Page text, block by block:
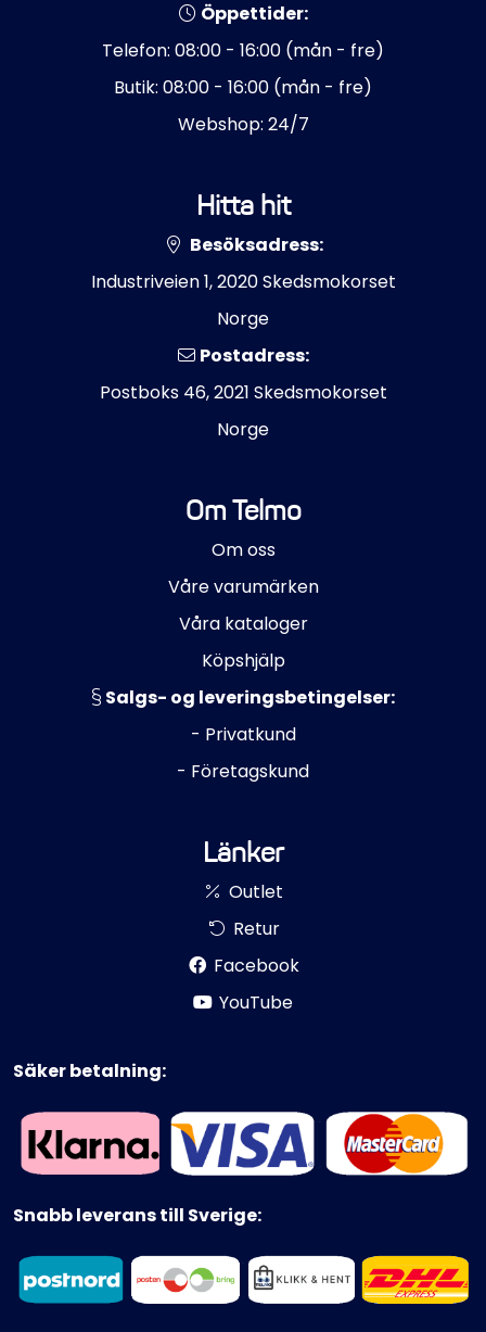
Öppettider:
Telefon: 08:00 - 16:00 (mån - fre)
Butik: 08:00 - 16:00 (mån - fre)
Webshop: 24/7
Hitta hit
Besöksadress:
Industriveien 1, 2020 Skedsmokorset
Norge
Postadress:
Postboks 46, 2021 Skedsmokorset
Norge
Om Telmo
Om oss
Våre varumärken
Våra kataloger
Köpshjälp
Salgs- og leveringsbetingelser:
- Privatkund
- Företagskund
Länker
Outlet
Retur
Facebook
YouTube
Säker betalning:
Snabb leverans till Sverige: